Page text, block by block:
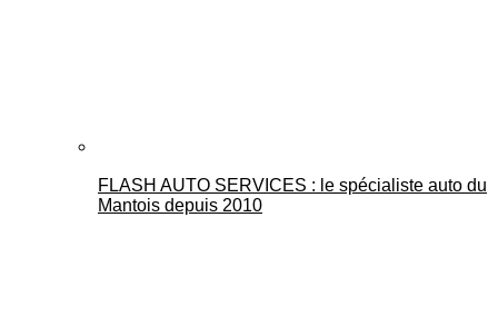
FLASH AUTO SERVICES : le spécialiste auto du
Mantois depuis 2010